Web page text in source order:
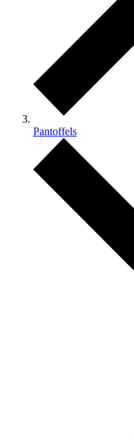
Pantoffels